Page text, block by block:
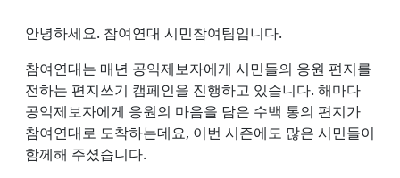
안녕하세요. 참여연대 시민참여팀입니다.
참여연대는 매년 공익제보자에게 시민들의 응원 편지를
전하는 편지쓰기 캠페인을 진행하고 있습니다. 해마다
공익제보자에게 응원의 마음을 담은 수백 통의 편지가
참여연대로 도착하는데요, 이번 시즌에도 많은 시민들이
함께해 주셨습니다.